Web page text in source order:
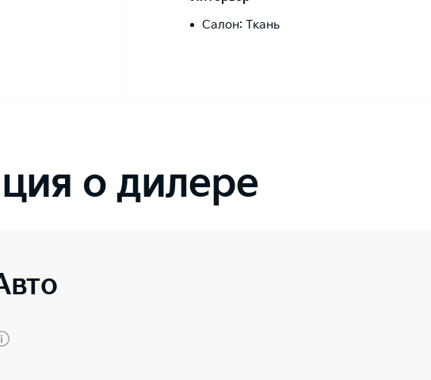
Салон: Ткань
о дилере